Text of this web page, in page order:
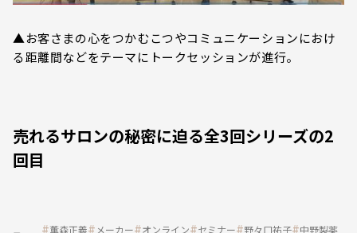
▲お客さまの心をつかむこつやコミュニケーションにおけ
る距離間などをテーマにトークセッションが進行。
売れるサロンの秘密に迫る全3回シリーズの2
回目
薫森正義 メーカー オンライン セミナー 野々口祐子
中野製薬